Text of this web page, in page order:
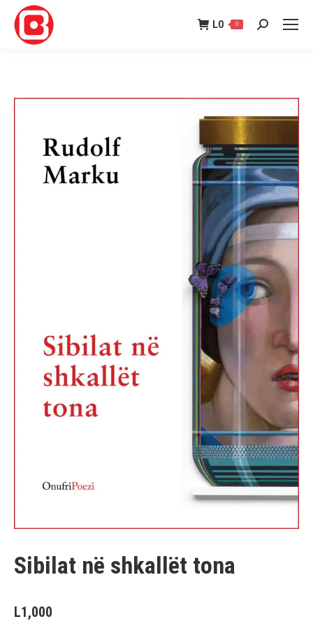
L0 0 Search:
Sibilat në shkallët tona
L1,000